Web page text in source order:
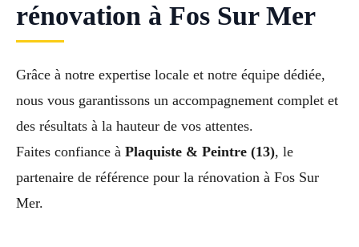
rénovation à Fos Sur Mer
Grâce à notre expertise locale et notre équipe dédiée,
nous vous garantissons un accompagnement complet et
des résultats à la hauteur de vos attentes.
Faites confiance à Plaquiste & Peintre (13), le
partenaire de référence pour la rénovation à Fos Sur
Mer.